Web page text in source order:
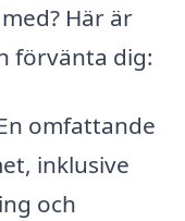
Här är
förvänta dig:
omfattande
inklusive
och